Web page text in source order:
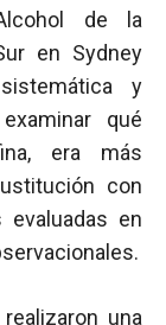
de la
en Sydney
y
qué
era más
con
evaluadas en
una